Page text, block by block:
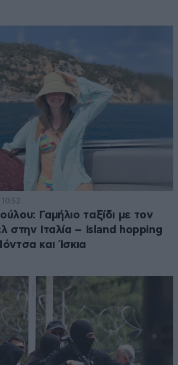
Γαμήλιο ταξίδι με τον
στην Ιταλία – Island hopping
και Ίσκια